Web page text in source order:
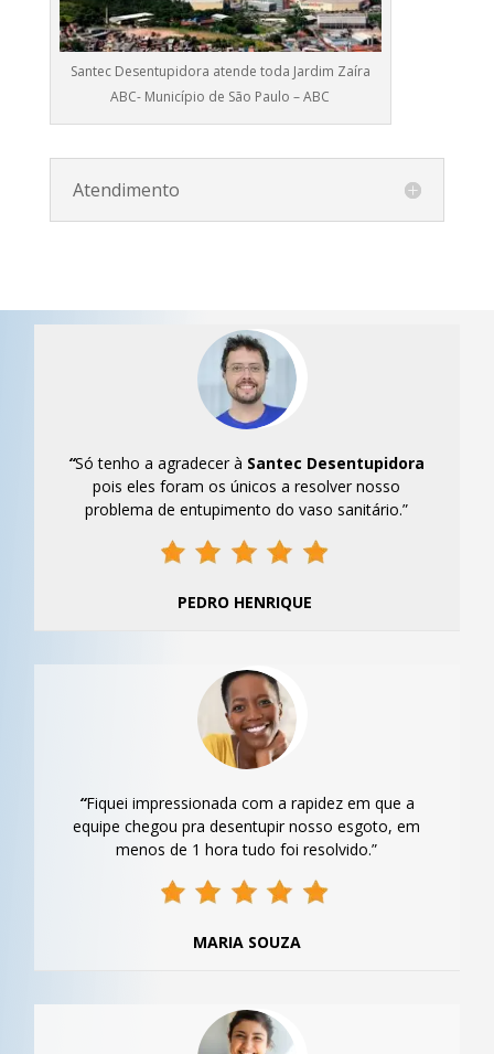
Santec Desentupidora atende toda Jardim Zaíra
ABC- Município de São Paulo – ABC
Atendimento
“Só tenho a agradecer à Santec Desentupidora
pois eles foram os únicos a resolver nosso
problema de entupimento do vaso sanitário.”
PEDRO HENRIQUE
“Fiquei impressionada com a rapidez em que a
equipe chegou pra desentupir nosso esgoto, em
menos de 1 hora tudo foi resolvido.”
MARIA SOUZA